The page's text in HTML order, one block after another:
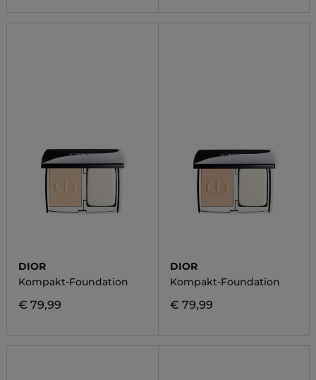
DIOR
Kompakt-Foundation
€ 79,99
DIOR
Kompakt-Foundation
€ 79,99